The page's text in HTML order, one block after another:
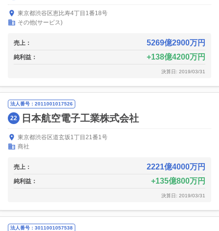
東京都渋谷区恵比寿4丁目1番18号
その他(サービス)
売上： 5269億2900万円
純利益： 138億4200万円
決算日: 2019/03/31
法人番号：2011001017526
22 日本航空電子工業株式会社
東京都渋谷区道玄坂1丁目21番1号
商社
売上： 2221億4000万円
純利益： 135億800万円
決算日: 2019/03/31
法人番号：3011001057538